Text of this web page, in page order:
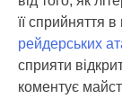
її сприйняття
рейдерських
сприяти
коментує